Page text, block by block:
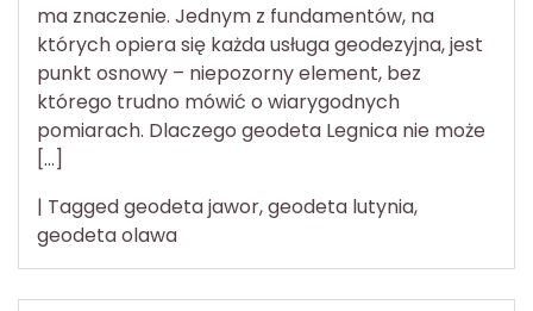
ma znaczenie. Jednym z fundamentów, na
których opiera się każda usługa geodezyjna, jest
punkt osnowy – niepozorny element, bez
którego trudno mówić o wiarygodnych
pomiarach. Dlaczego geodeta Legnica nie może
[…]
| Taggedgeodeta jawor,geodeta lutynia,
geodeta olawa